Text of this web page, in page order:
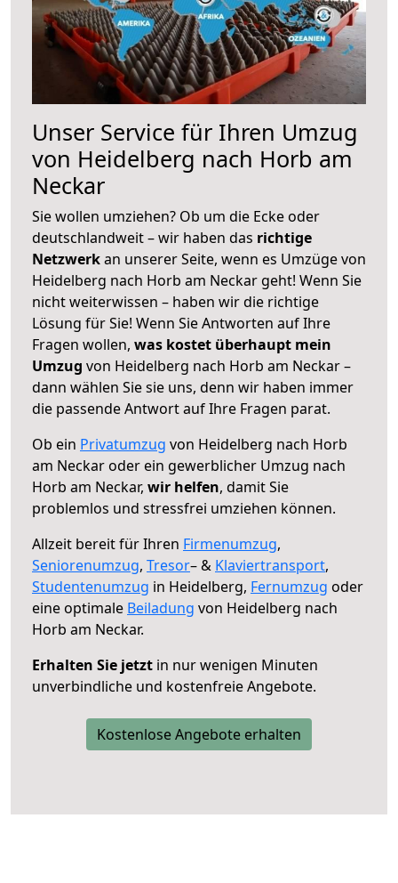
Unser Service für Ihren Umzug
von Heidelberg nach Horb am
Neckar
Sie wollen umziehen? Ob um die Ecke oder
deutschlandweit – wir haben das richtige
Netzwerkan unserer Seite, wenn es Umzüge von
Heidelberg nach Horb am Neckar geht! Wenn Sie
nicht weiterwissen – haben wir die richtige
Lösung für Sie! Wenn Sie Antworten auf Ihre
Fragen wollen, was kostet überhaupt mein
Umzug von Heidelberg nach Horb am Neckar –
dann wählen Sie sie uns, denn wir haben immer
die passende Antwort auf Ihre Fragen parat.
Ob ein Privatumzug von Heidelberg nach Horb
am Neckar oder ein gewerblicher Umzug nach
Horb am Neckar, wir helfen, damit Sie
problemlos und stressfrei umziehen können.
Allzeit bereit für Ihren Firmenumzug,
Seniorenumzug, Tresor– & Klaviertransport,
Studentenumzug in Heidelberg, Fernumzug oder
eine optimale Beiladung von Heidelberg nach
Horb am Neckar.
Erhalten Sie jetzt in nur wenigen Minuten
unverbindliche und kostenfreie Angebote.
Kostenlose Angebote erhalten